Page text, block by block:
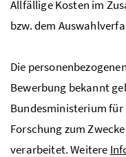
Allfällige Kosten im
bzw. dem
Die
Bewerbung bekannt
Bundesministerium für
Forschung zum
verarbeitet. Weitere